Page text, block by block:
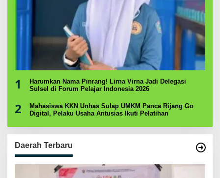
1
Harumkan Nama Pinrang! Lirna Virna Jadi Delegasi
Sulsel di Forum Pelajar Indonesia 2026
2
Mahasiswa KKN Unhas Sulap UMKM Panca Rijang Go
Digital, Pelaku Usaha Antusias Ikuti Pelatihan
Daerah Terbaru